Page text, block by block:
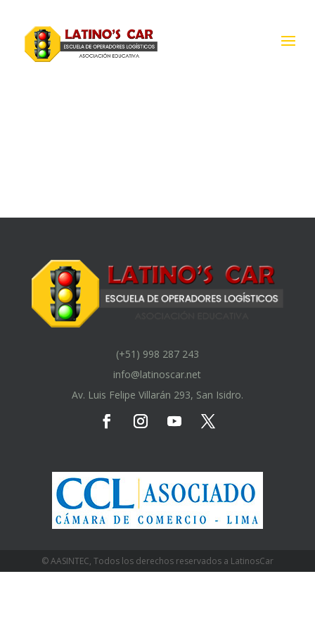
(+51) 998 287 243
info@latinoscar.net
Av. Luis Felipe Villarán 293, San Isidro.
© AASINTEC, Todos los derechos reservados a LatinosCar